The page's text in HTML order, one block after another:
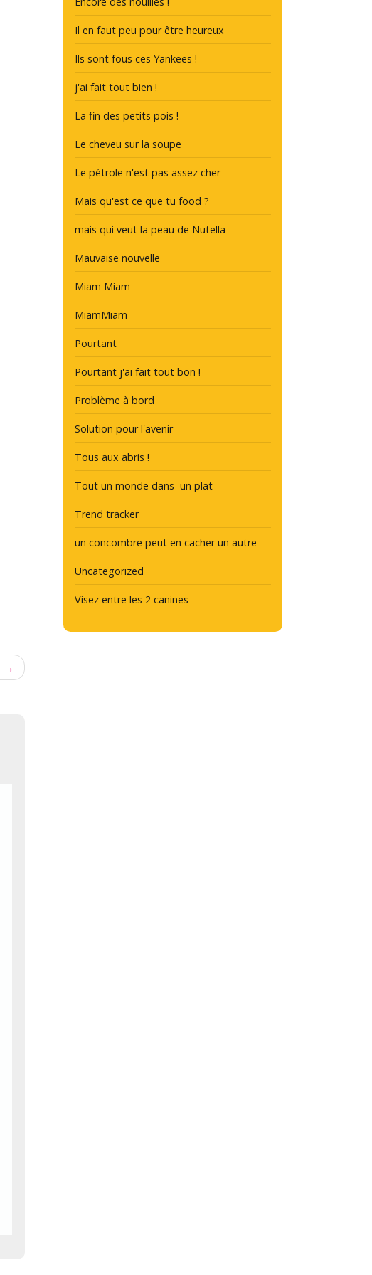
Il en faut peu pour être heureux
Ils sont fous ces Yankees !
j'ai fait tout bien !
La fin des petits pois !
Le cheveu sur la soupe
Le pétrole n'est pas assez cher
Mais qu'est ce que tu food ?
mais qui veut la peau de Nutella
Mauvaise nouvelle
Miam Miam
MiamMiam
Pourtant
Pourtant j'ai fait tout bon !
Problème à bord
Solution pour l'avenir
Tous aux abris !
Tout un monde dans un plat
Trend tracker
un concombre peut en cacher un autre
Uncategorized
Visez entre les 2 canines